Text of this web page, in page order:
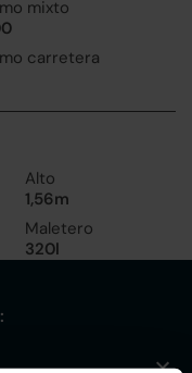
mixto
carretera
Alto
1,56m
Maletero
320l